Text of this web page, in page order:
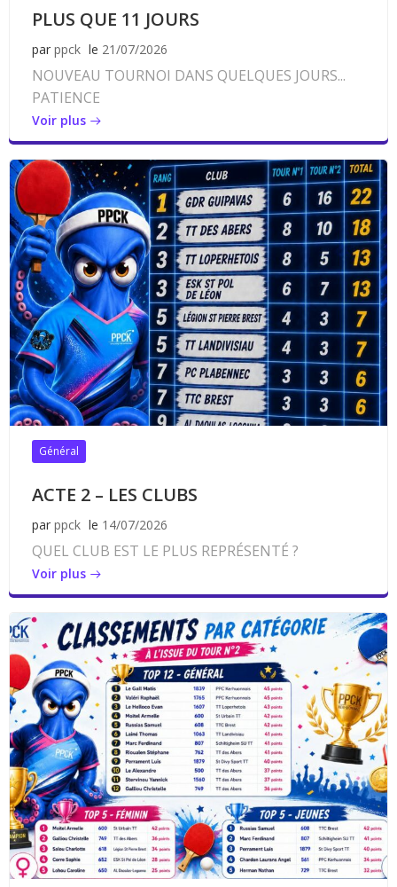
PLUS QUE 11 JOURS
par ppck le 21/07/2026
NOUVEAU TOURNOI DANS QUELQUES JOURS...
PATIENCE
Voir plus
Général
ACTE 2 – LES CLUBS
par ppck le 14/07/2026
QUEL CLUB EST LE PLUS REPRÉSENTÉ ?
Voir plus